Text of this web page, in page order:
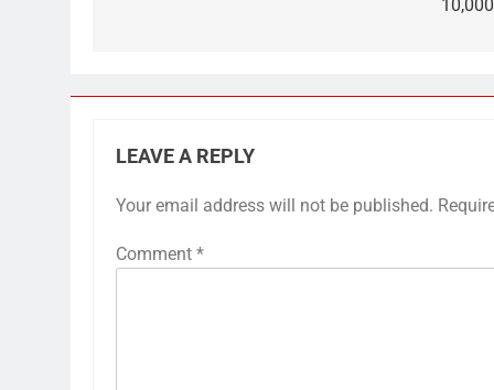
LEAVE A REPLY
Your email address will not be published.
Comment *